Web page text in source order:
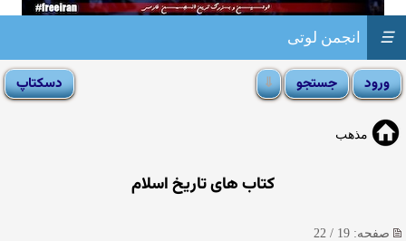
انجمن لوتی ☰
مذهب
کتاب های تاریخ اسلام
صفحه: 19 / 22